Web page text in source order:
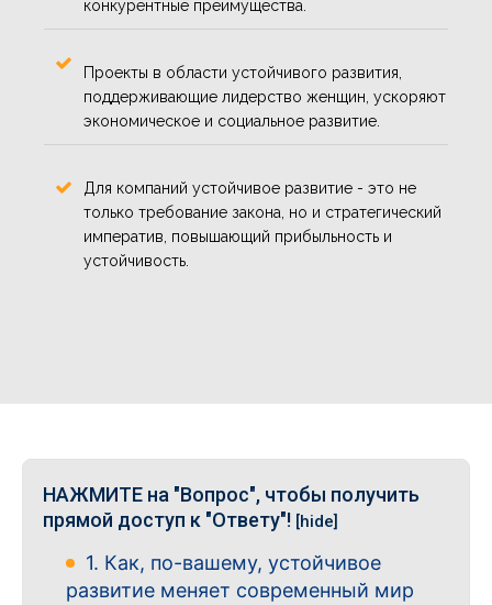
конкурентные преимущества.
Проекты в области устойчивого развития,
поддерживающие лидерство женщин, ускоряют
экономическое и социальное развитие.
Для компаний устойчивое развитие - это не
только требование закона, но и стратегический
императив, повышающий прибыльность и
устойчивость.
НАЖМИТЕ на "Вопрос", чтобы получить
прямой доступ к "Ответу"! [hide]
1. Как, по-вашему, устойчивое
развитие меняет современный мир